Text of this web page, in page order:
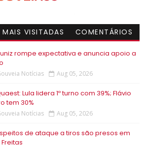
MAIS VISITADAS COMENTÁRIOS
rompe expectativa e anuncia apoio a
Notícias Aug 05, 2026
Lula lidera 1º turno com 39%; Flávio
tem 30%
Notícias Aug 05, 2026
de ataque a tiros são presos em